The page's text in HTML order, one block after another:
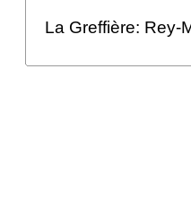
La Greffière: Rey-